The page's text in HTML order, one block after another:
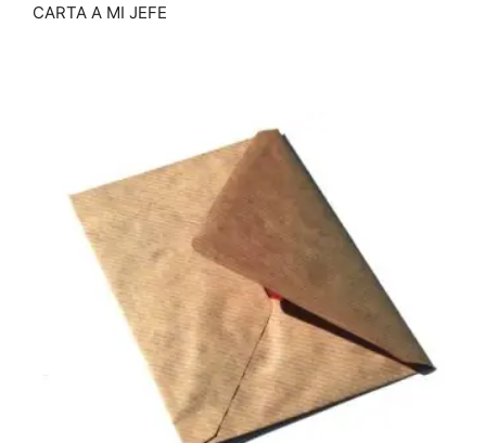
CARTA A MI JEFE